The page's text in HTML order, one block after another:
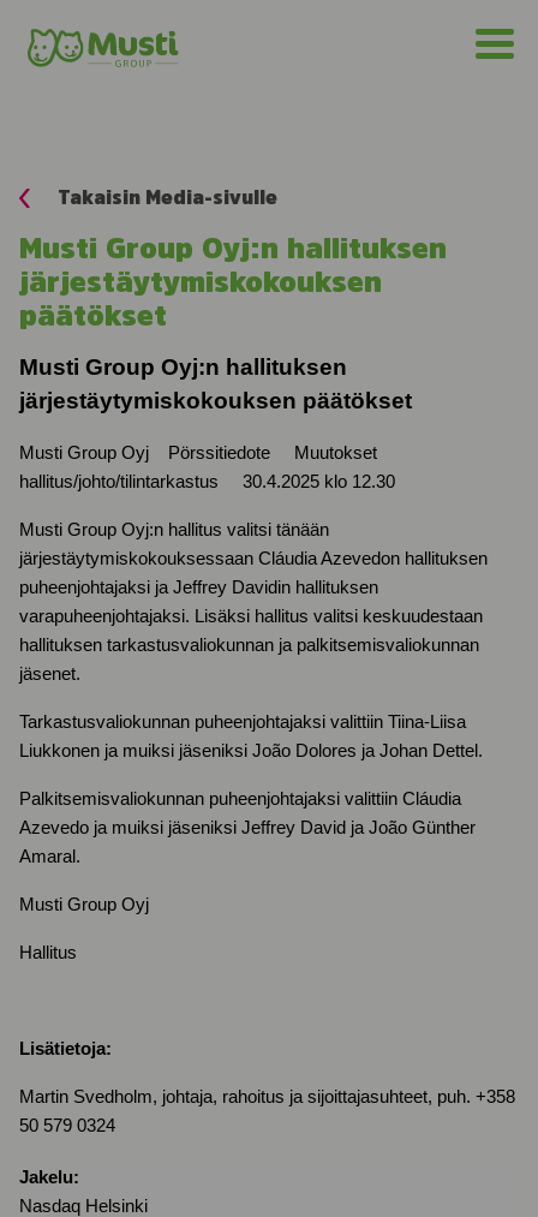
Takaisin Media-sivulle
Musti Group Oyj:n hallituksen
järjestäytymiskokouksen
päätökset
Musti Group Oyj:n hallituksen
järjestäytymiskokouksen päätökset
Musti Group Oyj Pörssitiedote
Muutokset
hallitus/johto/tilintarkastus
30.4.2025 klo 12.30
Musti Group Oyj:n hallitus valitsi tänään
järjestäytymiskokouksessaan Cláudia Azevedon hallituksen
puheenjohtajaksi ja Jeffrey Davidin hallituksen
varapuheenjohtajaksi. Lisäksi hallitus valitsi keskuudestaan
hallituksen tarkastusvaliokunnan ja palkitsemisvaliokunnan
jäsenet.
Tarkastusvaliokunnan puheenjohtajaksi valittiin Tiina-Liisa
Liukkonen ja muiksi jäseniksi João Dolores ja Johan Dettel.
Palkitsemisvaliokunnan puheenjohtajaksi valittiin Cláudia
Azevedo ja muiksi jäseniksi Jeffrey David ja João Günther
Amaral.
Musti Group Oyj
Hallitus
Lisätietoja:
Martin Svedholm, johtaja, rahoitus ja sijoittajasuhteet, puh. +358
50 579 0324
Jakelu:
Nasdaq Helsinki